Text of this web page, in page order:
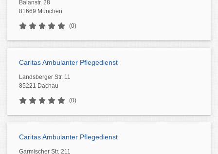
Balanstr. 28
81669 München
(0)
Caritas Ambulanter Pflegedienst
Landsberger Str. 11
85221 Dachau
(0)
Caritas Ambulanter Pflegedienst
Garmischer Str. 211